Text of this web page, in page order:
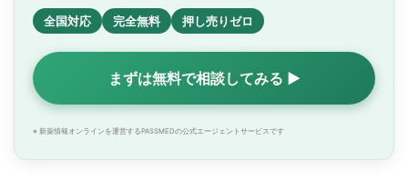
全国対応 完全無料 押し売りゼロ
まずは無料で相談してみる ▶
※ 新薬情報オンラインを運営するPASSMEDの公式エージェントサービスです